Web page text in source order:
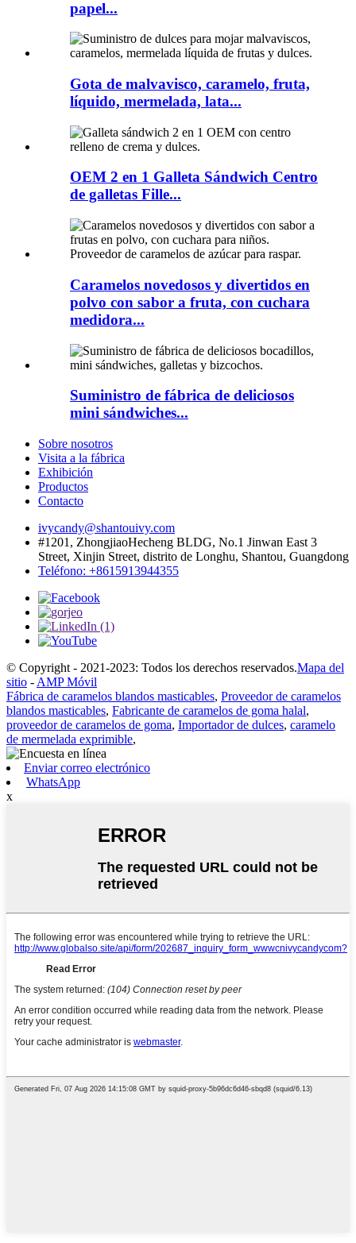
papel...
Gota de malvavisco, caramelo, fruta,
líquido, mermelada, lata...
OEM 2 en 1 Galleta Sándwich Centro
de galletas Fille...
Caramelos novedosos y divertidos en
polvo con sabor a fruta, con cuchara
medidora...
Suministro de fábrica de deliciosos
mini sándwiches...
Sobre nosotros
Visita a la fábrica
Exhibición
Productos
Contacto
ivycandy@shantouivy.com
#1201, ZhongjiaoHecheng BLDG, No.1 Jinwan East 3
Street, Xinjin Street, distrito de Longhu, Shantou, Guangdong
Teléfono: +8615913944355
© Copyright - 2021-2023: Todos los derechos reservados.Mapa del
sitio - AMP Móvil
Fábrica de caramelos blandos masticables, Proveedor de caramelos
blandos masticables, Fabricante de caramelos de goma halal,
proveedor de caramelos de goma, Importador de dulces, caramelo
de mermelada exprimible,
Enviar correo electrónico
WhatsApp
x